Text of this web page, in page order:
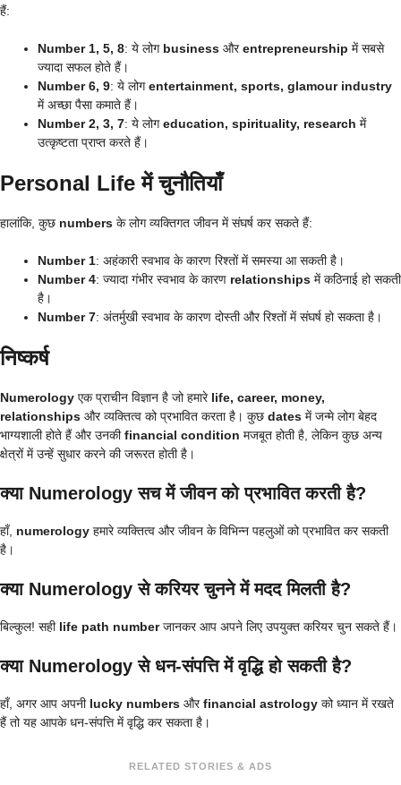
हैं:
Number 1, 5, 8: ये लोग business औरentrepreneurship में सबसे
ज्यादा सफल होते हैं।
Number 6, 9: ये लोगentertainment, sports, glamour industry
में अच्छा पैसा कमाते हैं।
Number 2, 3, 7: ये लोगeducation, spirituality, research में
उत्कृष्टता प्राप्त करते हैं।
Personal Life में चुनौतियाँ
हालांकि, कुछ numbers के लोग व्यक्तिगत जीवन में संघर्ष कर सकते हैं:
Number 1: अहंकारी स्वभाव के कारण रिश्तों में समस्या आ सकती है।
Number 4: ज्यादा गंभीर स्वभाव के कारण relationships में कठिनाई हो सकती
है।
Number 7: अंतर्मुखी स्वभाव के कारण दोस्ती और रिश्तों में संघर्ष हो सकता है।
निष्कर्ष
Numerology एक प्राचीन विज्ञान है जो हमारे life, career, money,
relationships और व्यक्तित्व को प्रभावित करता है। कुछ dates में जन्मे लोग बेहद
भाग्यशाली होते हैं और उनकीfinancial condition मजबूत होती है, लेकिन कुछ अन्य
क्षेत्रों में उन्हें सुधार करने की जरूरत होती है।
क्या Numerology सच में जीवन को प्रभावित करती है?
हाँ, numerology हमारे व्यक्तित्व और जीवन के विभिन्न पहलुओं को प्रभावित कर सकती
है।
क्या Numerology से करियर चुनने में मदद मिलती है?
बिल्कुल! सही life path numberजानकर आप अपने लिए उपयुक्त करियर चुन सकते हैं।
क्या Numerology से धन-संपत्ति में वृद्धि हो सकती है?
हाँ, अगर आप अपनी lucky numbers औरfinancial astrology को ध्यान में रखते
हैं तो यह आपके धन-संपत्ति में वृद्धि कर सकता है।
RELATED STORIES & ADS